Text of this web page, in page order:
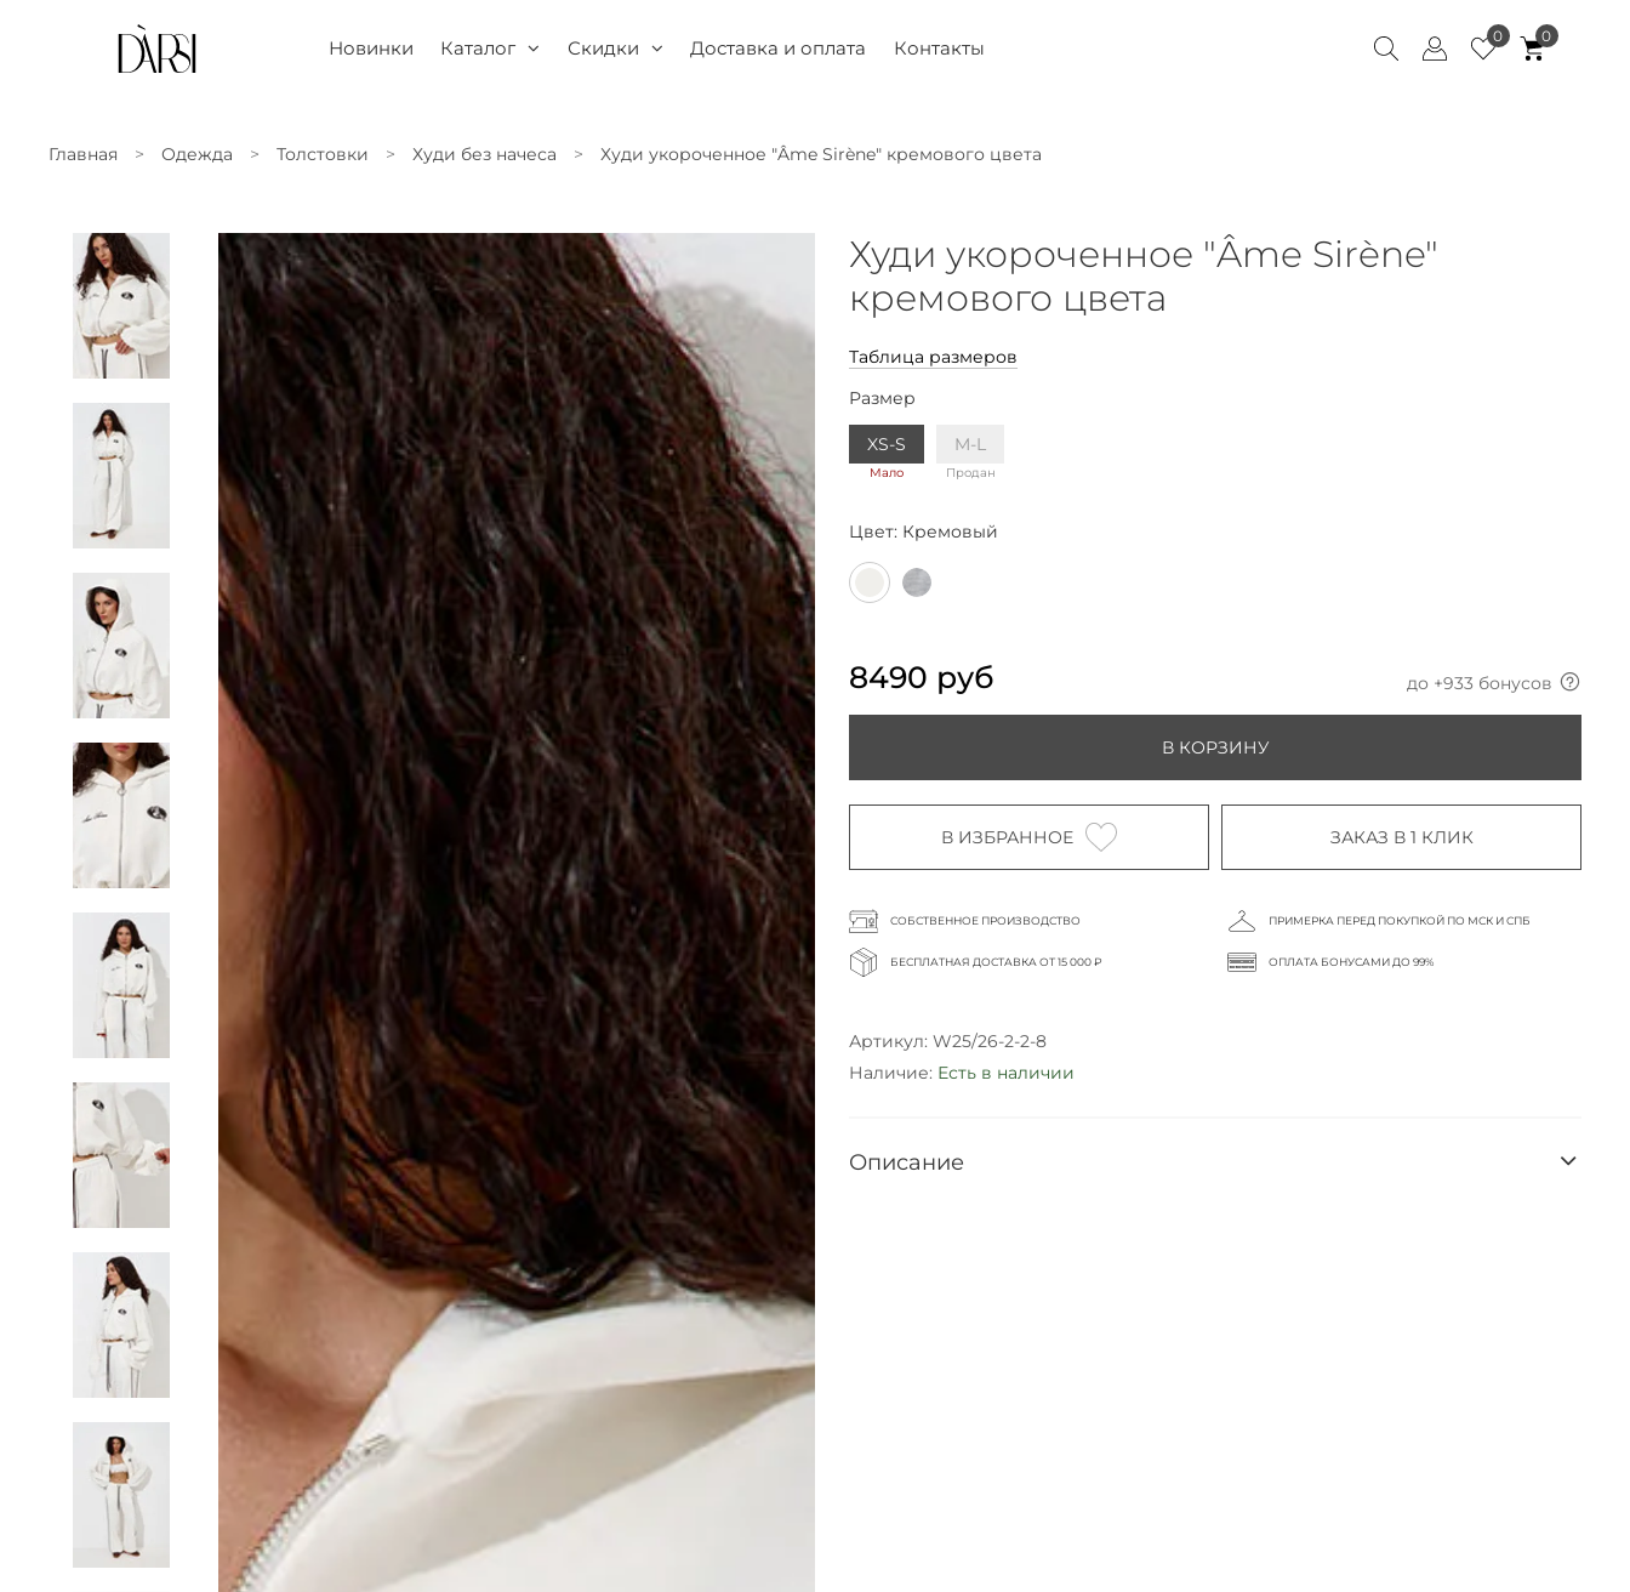
Новинки Каталог Скидки Доставка и оплата Контакты
0 0
Главная Одежда Толстовки Худи без начеса Худи укороченное "Âme Sirène" кремового цвета
Худи укороченное "Âme Sirène"
кремового цвета
Таблица размеров
Размер
XS-S
Мало
M-L
Продан
Цвет: Кремовый
8490 руб до +933 бонусов
В КОРЗИНУ
В ИЗБРАННОЕ ЗАКАЗ В 1 КЛИК
СОБСТВЕННОЕ ПРОИЗВОДСТВО
БЕСПЛАТНАЯ ДОСТАВКА ОТ 15 000 ₽
ПРИМЕРКА ПЕРЕД ПОКУПКОЙ ПО МСК И СПБ
ОПЛАТА БОНУСАМИ ДО 99%
Артикул: W25/26-2-2-8
Наличие: Есть в наличии
Описание